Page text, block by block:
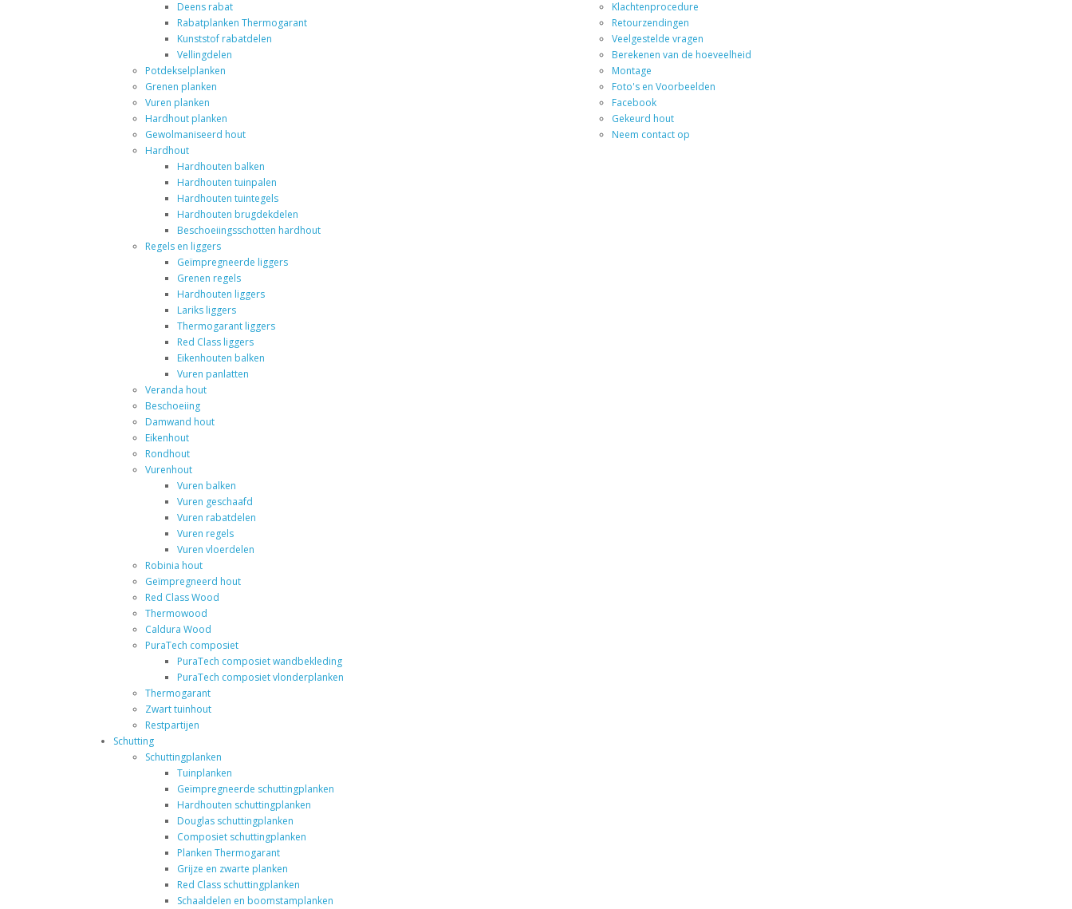
Deens rabat
Rabatplanken Thermogarant
Kunststof rabatdelen
Vellingdelen
Potdekselplanken
Grenen planken
Vuren planken
Hardhout planken
Gewolmaniseerd hout
Hardhout
Hardhouten balken
Hardhouten tuinpalen
Hardhouten tuintegels
Hardhouten brugdekdelen
Beschoeiingsschotten hardhout
Regels en liggers
Geïmpregneerde liggers
Grenen regels
Hardhouten liggers
Lariks liggers
Thermogarant liggers
Red Class liggers
Eikenhouten balken
Vuren panlatten
Veranda hout
Beschoeiing
Damwand hout
Eikenhout
Rondhout
Vurenhout
Vuren balken
Vuren geschaafd
Vuren rabatdelen
Vuren regels
Vuren vloerdelen
Robinia hout
Geïmpregneerd hout
Red Class Wood
Thermowood
Caldura Wood
PuraTech composiet
PuraTech composiet wandbekleding
PuraTech composiet vlonderplanken
Thermogarant
Zwart tuinhout
Restpartijen
Schutting
Schuttingplanken
Tuinplanken
Geïmpregneerde schuttingplanken
Hardhouten schuttingplanken
Douglas schuttingplanken
Composiet schuttingplanken
Planken Thermogarant
Grijze en zwarte planken
Red Class schuttingplanken
Schaaldelen en boomstamplanken
Klachtenprocedure
Retourzendingen
Veelgestelde vragen
Berekenen van de hoeveelheid
Montage
Foto's en Voorbeelden
Facebook
Gekeurd hout
Neem contact op